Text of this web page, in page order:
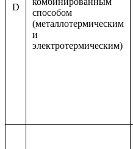
D
способом
(металлотермическим
и
электротермическим)